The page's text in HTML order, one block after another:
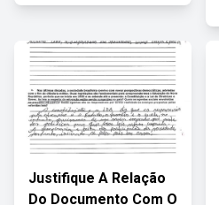
Justifique A Relação
Do Documento Com O